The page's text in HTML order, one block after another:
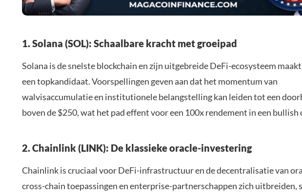
1. Solana (SOL): Schaalbare kracht met groeipad
Solana is de snelste blockchain en zijn uitgebreide DeFi-ecosysteem
een topkandidaat. Voorspellingen geven aan dat het momentum van
walvisaccumulatie en institutionele belangstelling kan leiden tot een
boven de $250, wat het pad effent voor een 100x rendement in een bullish
2. Chainlink (LINK): De klassieke oracle-investering
Chainlink is cruciaal voor DeFi-infrastructuur en de decentralisatie van
cross-chain toepassingen en enterprise-partnerschappen zich uitbreiden,